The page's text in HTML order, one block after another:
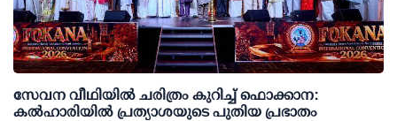
സേവന വീഥിയില്‍ ചരിത്രം കുറിച്ച് ഫൊക്കാന:
കല്‍ഹാരിയില്‍ പ്രത്യാശയുടെ പുതിയ പ്രഭാതം